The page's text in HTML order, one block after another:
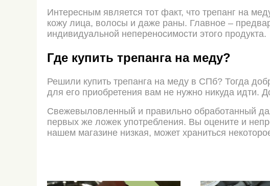
Интересным является тот факт, что трепанг на
кожу лица, волосы и даже раны. Главное –
индивидуальной непереносимости этого продукта.
Где купить трепанга на меду?
Решили купить трепанга на меду в СПб? Тогда
для его приобретения вам не нужно никуда идти.
Свежевыловленный и правильно обработанный
первых же ложек употребления. Вы оцените и
нашем магазине низкая, может храниться